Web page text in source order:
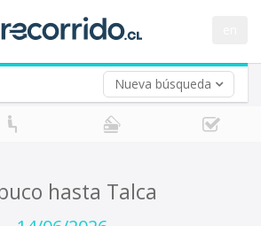
Nueva búsqueda
(opcional)
hasta Talca